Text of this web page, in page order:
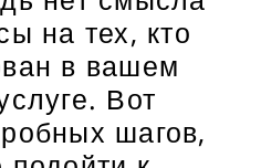
на тех, кто
в вашем
Вот
шагов,